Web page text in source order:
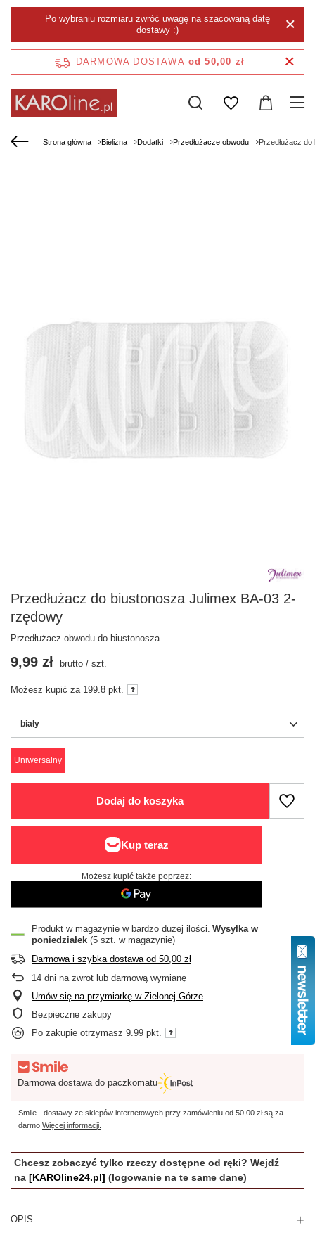
Po wybraniu rozmiaru zwróć uwagę na szacowaną datę
dostawy :)
DARMOWA DOSTAWA od 50,00 zł
Strona główna Bielizna Dodatki Przedłużacze obwodu Przedłużacz
Przedłużacz do biustonosza Julimex BA-03 2-
rzędowy
Przedłużacz obwodu do biustonosza
biały
Uniwersalny
9,99 zł brutto / szt.
Możesz kupić za 199.8 pkt.
Dodaj do koszyka
Możesz kupić także poprzez:
Produkt w magazynie w bardzo dużej ilości Wysyłka w
poniedziałek (5 szt. w magazynie)
Darmowa i szybka dostawa od 50,00 zł
14 dni na zwrot lub darmową wymianę
Umów się na przymiarkę w Zielonej Górze
Bezpieczne zakupy
Po zakupie otrzymasz 9.99 pkt.
Darmowa dostawa do paczkomatu
Smile - dostawy ze sklepów internetowych przy zamówieniu od 50,00 złsą za
darmo Więcej informacji.
Chcesz zobaczyć tylko rzeczy dostępne od ręki? Wejdź
na [KAROline24.pl] (logowanie na te same dane)
OPIS